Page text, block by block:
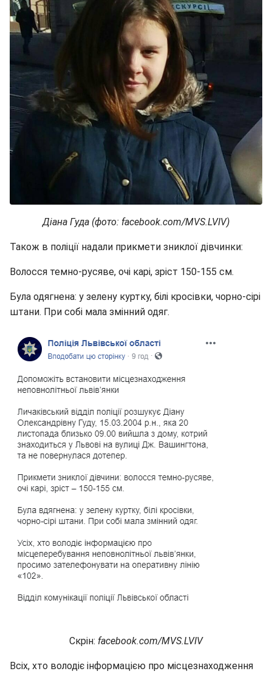
Діана Гуда (фото: facebook.com/MVS.LVIV)
Також в поліції надали прикмети зниклої дівчинки:
Волосся темно-русяве, очі карі, зріст 150-155 см.
Була одягнена: у зелену куртку, білі кросівки, чорно-сірі
штани. При собі мала змінний одяг.
Скрін: facebook.com/MVS.LVIV
Всіх, хто володіє інформацією про місцезнаходження